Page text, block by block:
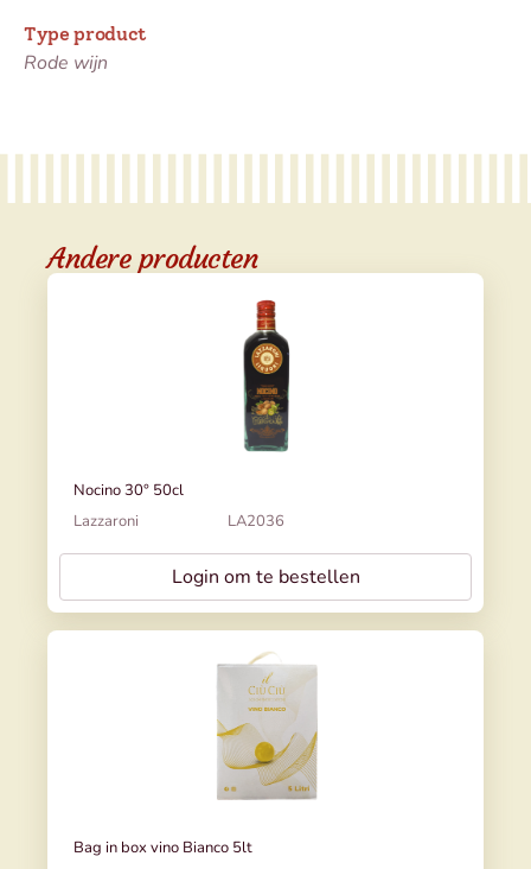
Type product
Rode wijn
Andere producten
Nocino 30° 50cl
Lazzaroni
LA2036
Login om te bestellen
Bag in box vino Bianco 5lt